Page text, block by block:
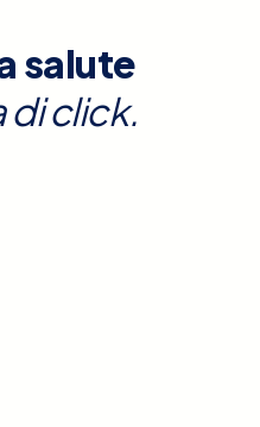
salute
di click.